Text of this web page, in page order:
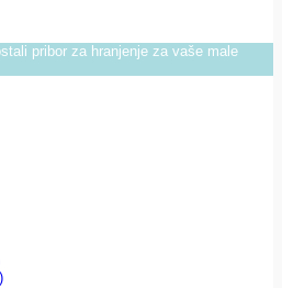
pribor za hranjenje za vaše male